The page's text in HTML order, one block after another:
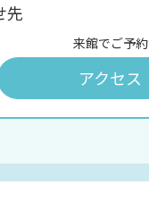
先
来館でご予約
アクセス